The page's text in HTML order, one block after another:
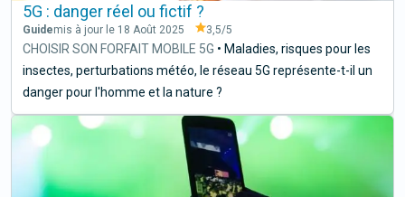
5G : danger réel ou fictif ?
Guidemis à jour le 18 Août 2025 3,5/5
CHOISIR SON FORFAIT MOBILE 5G • Maladies, risques pour les
insectes, perturbations météo, le réseau 5G représente-t-il un
danger pour l'homme et la nature ?